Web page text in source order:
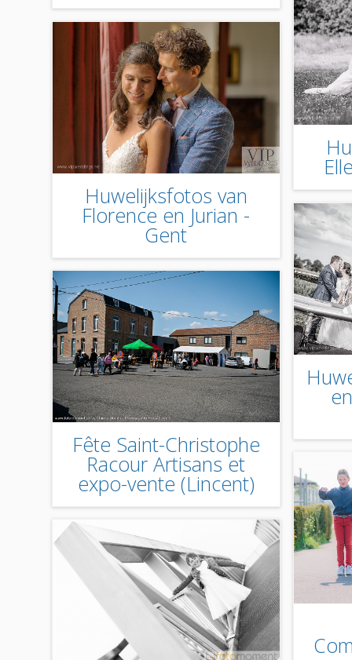
Huwelijksfotos van
Florence en Jurian -
Gent
Fête Saint-Christophe
Racour Artisans et
expo-vente (Lincent)